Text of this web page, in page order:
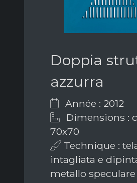
Doppia
azzurra
Année : 2012
Dimensions :
70x70
Technique :
intagliata e
metallo speculare